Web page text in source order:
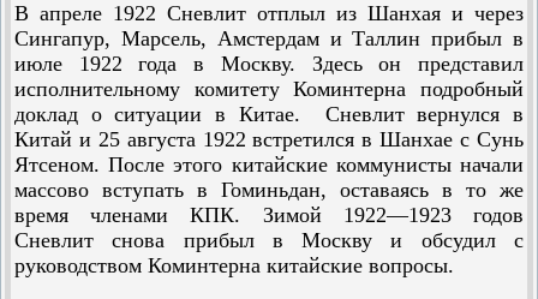
В апреле 1922 Сневлит отплыл из Шанхая и через
Сингапур, Марсель, Амстердам и Таллин прибыл в
июле 1922 года в Москву. Здесь он представил
исполнительному комитету Коминтерна подробный
доклад о ситуации в Китае. Сневлит вернулся в
Китай и 25 августа 1922 встретился в Шанхае с Сунь
Ятсеном. После этого китайские коммунисты начали
массово вступать в Гоминьдан, оставаясь в то же
время членами КПК. Зимой 1922—1923 годов
Сневлит снова прибыл в Москву и обсудил с
руководством Коминтерна китайские вопросы.